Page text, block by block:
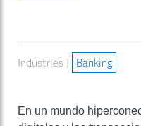
Industries | Banking
En un mundo